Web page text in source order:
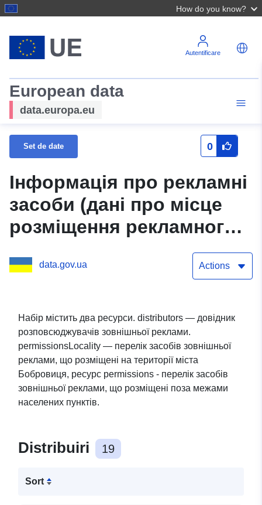
How do you know?
Autentificare
European data
data.europa.eu
Set de date 0
Інформація про рекламні
засоби (дані про місце
розміщення рекламного
розміри, найменування
зовнішньої реклами,
номер телефону
розміщувача реклами,
адреса електронної
пошти, дата видачі
номер і дата укладення
договору, якщо місце
data.gov.ua Actions
Набір містить два ресурси. distributors — довідник
розповсюджувачів зовнішньої реклами.
permissionsLocality — перелік засобів зовнішньої
реклами, що розміщені на території міста
Бобровиця, ресурс permissions - перелік засобів
зовнішньої реклами, що розміщені поза межами
населених пунктів.
Distribuiri 19
Sort